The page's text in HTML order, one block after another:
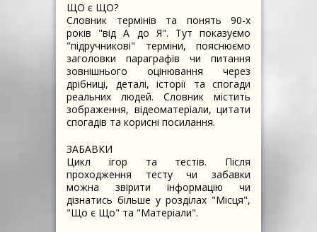
ЩО є ЩО?
Словник термінів та понять 90-х
років "від А до Я". Тут показуємо
"підручникові" терміни, пояснюємо
заголовки параграфів чи питання
зовнішнього оцінювання через
дрібниці, деталі, історії та спогади
реальних людей. Словник містить
зображення, відеоматеріали, цитати
спогадів та корисні посилання.
ЗАБАВКИ
Цикл ігор та тестів. Після
проходження тесту чи забавки
можна звірити інформацію чи
дізнатись більше у розділах "Місця",
"Що є Що" та "Матеріали".